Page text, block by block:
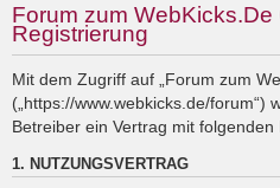
Forum zum
Registrierung
Mit dem Zugriff auf „Forum zum
(„https://www.webkicks.de/forum“)
Betreiber ein Vertrag mit
1. NUTZUNGSVERTRAG